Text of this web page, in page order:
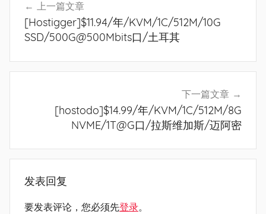
航
上一篇文章
[Hostigger]$11.94/年/KVM/1C/512M/10G
SSD/500G@500Mbits口/土耳其
下一篇文章
[hostodo]$14.99/年/KVM/1C/512M/8G
NVME/1T@G口/拉斯维加斯/迈阿密
发表回复
要发表评论，您必须先登录。